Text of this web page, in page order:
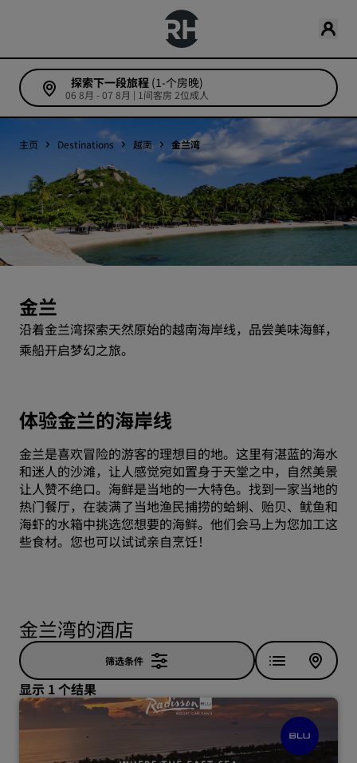
探索下一段旅程 (1-个房晚)
06 8月 - 07 8月 | 1间客房 2位成人
主页 Destinations 越南 金兰湾
金兰
沿着金兰湾探索天然原始的越南海岸线，品尝美味海鲜，
乘船开启梦幻之旅。
体验金兰的海岸线
金兰是喜欢冒险的游客的理想目的地。这里有湛蓝的海水
和迷人的沙滩，让人感觉宛如置身于天堂之中，自然美景
让人赞不绝口。海鲜是当地的一大特色。找到一家当地的
热门餐厅，在装满了当地渔民捕捞的蛤蜊、贻贝、鱿鱼和
海虾的水箱中挑选您想要的海鲜。他们会马上为您加工这
些食材。您也可以试试亲自烹饪！
金兰湾的酒店
筛选条件
显示 1 个结果